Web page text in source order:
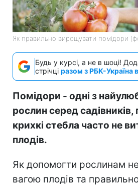
Як правильно вирощувати помідори
Будь у курсі, а не в шоці!
стрічці разом з РБК-Україна
Помідори - одні з
рослин серед садівників,
крихкі стебла часто не
плодів.
Як допомогти рослинам
вагою плодів та